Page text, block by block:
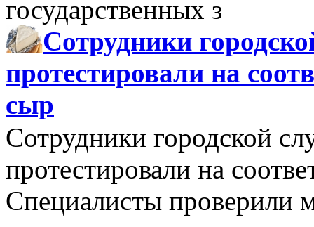
государственных з
Сотрудники
протестировали на
сыр
Сотрудники городской
протестировали на
Специалисты проверили